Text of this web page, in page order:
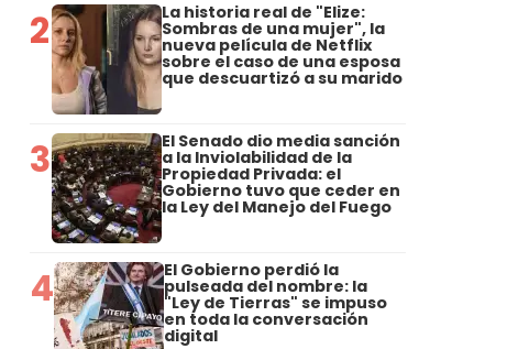
2 La historia real de "Elize:
Sombras de una mujer", la
nueva película de Netflix
sobre el caso de una esposa
que descuartizó a su marido
3 El Senado dio media sanción
a la Inviolabilidad de la
Propiedad Privada: el
Gobierno tuvo que ceder en
la Ley del Manejo del Fuego
4 El Gobierno perdió la
pulseada del nombre: la
"Ley de Tierras" se impuso
en toda la conversación
digital